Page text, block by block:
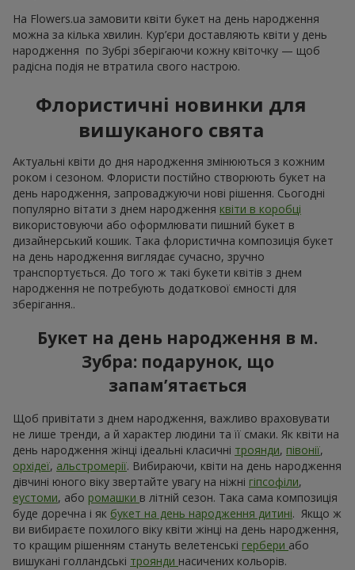
На Flowers.ua замовити квіти букет на день народження
можна за кілька хвилин. Кур’єри доставляють квіти у день
народження по Зубрі зберігаючи кожну квіточку — щоб
радісна подія не втратила свого настрою.
Флористичні новинки для
вишуканого свята
Актуальні квіти до дня народження змінюються з кожним
роком і сезоном. Флористи постійно створюють букет на
день народження, запроваджуючи нові рішення. Сьогодні
популярно вітати з днем народження квіти в коробці
використовуючи або оформлювати пишний букет в
дизайнерський кошик. Така флористична композиція букет
на день народження виглядає сучасно, зручно
транспортується. До того ж такі букети квітів з днем
народження не потребують додаткової ємності для
зберігання..
Букет на день народження в м.
Зубра: подарунок, що
запам’ятається
Щоб привітати з днем народження, важливо враховувати
не лише тренди, а й характер людини та її смаки. Як квіти на
день народження жінці ідеальні класичні троянди, півонії,
орхідеї, альстромерії. Вибираючи, квіти на день народження
дівчині юного віку звертайте увагу на ніжні гіпсофіли,
еустоми, або ромашки в літній сезон. Така сама композиція
буде доречна і як букет на день народження дитині. Якщо ж
ви вибираєте похилого віку квіти жінці на день народження,
то кращим рішенням стануть велетенські гербери або
вишукані голландські троянди насичених кольорів.